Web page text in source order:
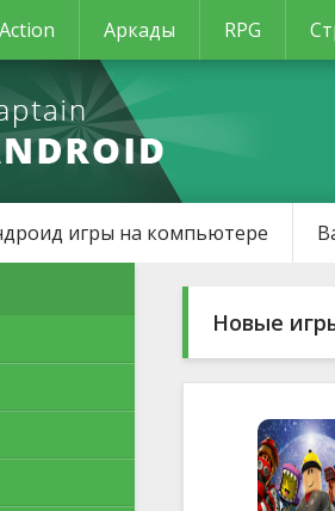
Action Аркады RPG
игры на компьютере
Новые